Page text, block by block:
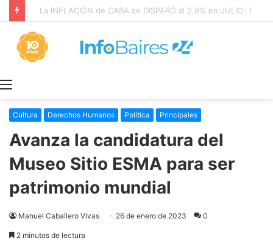
La INFLACIÓN de CABA se DISPARÓ al 2,9% en JULIO: 19,4% en 2026
Cultura Derechos Humanos Política Principales
Avanza la candidatura del
Museo Sitio ESMA para ser
patrimonio mundial
Manuel Caballero Vivas 26 de enero de 2023 0
2 minutos de lectura